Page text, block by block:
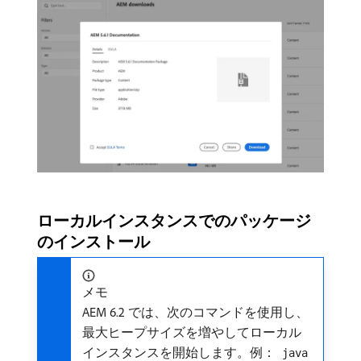
ローカルインスタンスでのパッケージ
のインストール
メモ
AEM 6.2 では、次のコマンドを使用し、
最大ヒープサイズを増やしてローカル
インスタンスを開始します。例：
java